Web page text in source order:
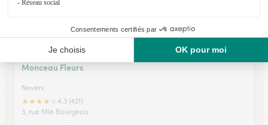
Monceau Fleurs
Nevers
★★★★
4.3 (421)
3, rue Mle Bourgeois